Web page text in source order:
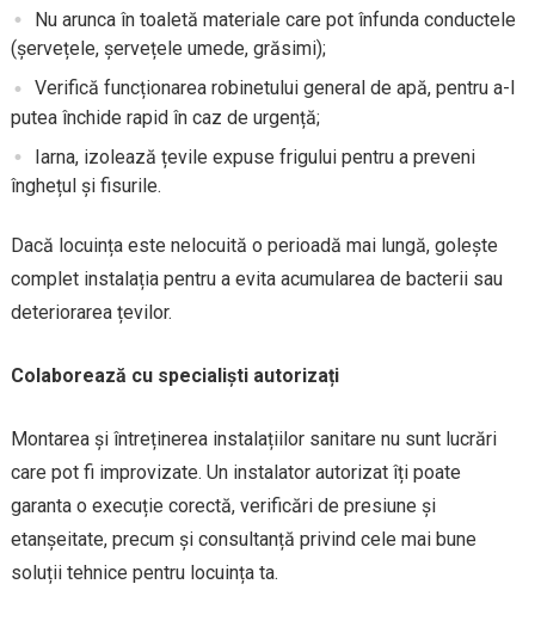
Nu arunca în toaletă materiale care pot înfunda conductele
(șervețele, șervețele umede, grăsimi);
Verifică funcționarea robinetului general de apă, pentru a-l
putea închide rapid în caz de urgență;
Iarna, izolează țevile expuse frigului pentru a preveni
înghețul și fisurile.
Dacă locuința este nelocuită o perioadă mai lungă, golește
complet instalația pentru a evita acumularea de bacterii sau
deteriorarea țevilor.
Colaborează cu specialiști autorizați
Montarea și întreținerea instalațiilor sanitare nu sunt lucrări
care pot fi improvizate. Un instalator autorizat îți poate
garanta o execuție corectă, verificări de presiune și
etanșeitate, precum și consultanță privind cele mai bune
soluții tehnice pentru locuința ta.